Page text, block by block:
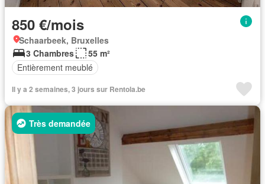
850 €/mois
Schaarbeek, Bruxelles
3 Chambres
55 m²
Entièrement meublé
Il y a 2 semaines, 3 jours sur Rentola.be
Très demandée